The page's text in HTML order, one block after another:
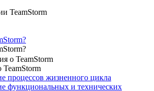
TeamStorm
о TeamStorm
процессов жизненного цикла
функциональных и технических